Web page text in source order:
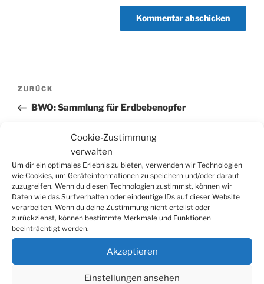
Cookie-Zustimmung
verwalten
Um dir ein optimales Erlebnis zu bieten, verwenden wir Technologien
wie Cookies, um Geräteinformationen zu speichern und/oder darauf
zuzugreifen. Wenn du diesen Technologien zustimmst, können wir
Daten wie das Surfverhalten oder eindeutige IDs auf dieser Website
verarbeiten. Wenn du deine Zustimmung nicht erteilst oder
zurückziehst, können bestimmte Merkmale und Funktionen
beeinträchtigt werden.
Akzeptieren
Einstellungen ansehen
Beitragsnavigation
Vorheriger
Beitrag
ZURÜCK
BWO: Sammlung für Erdbebenopfer
TOB-Umwandlung: Stadt Wiehl beschreitet
Klageweg
Suchen